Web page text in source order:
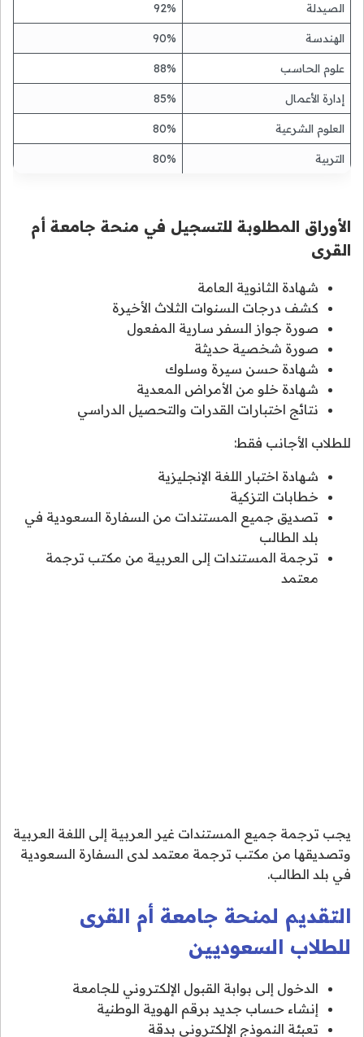
الصيدلة 92%
الهندسة 90%
علوم الحاسب 88%
إدارة الأعمال 85%
العلوم الشرعية 80%
التربية 80%
الأوراق المطلوبة للتسجيل في منحة جامعة أم
القرى
شهادة الثانوية العامة
كشف درجات السنوات الثلاث الأخيرة
صورة جواز السفر سارية المفعول
صورة شخصية حديثة
شهادة حسن سيرة وسلوك
شهادة خلو من الأمراض المعدية
نتائج اختبارات القدرات والتحصيل الدراسي
للطلاب الأجانب فقط:
شهادة اختبار اللغة الإنجليزية
خطابات التزكية
تصديق جميع المستندات من السفارة السعودية في
بلد الطالب
ترجمة المستندات إلى العربية من مكتب ترجمة
معتمد
يجب ترجمة جميع المستندات غير العربية إلى اللغة العربية
وتصديقها من مكتب ترجمة معتمد لدى السفارة السعودية
في بلد الطالب.
التقديم لمنحة جامعة أم القرى
للطلاب السعوديين
الدخول إلى بوابة القبول الإلكتروني للجامعة
إنشاء حساب جديد برقم الهوية الوطنية
تعبئة النموذج الإلكتروني بدقة